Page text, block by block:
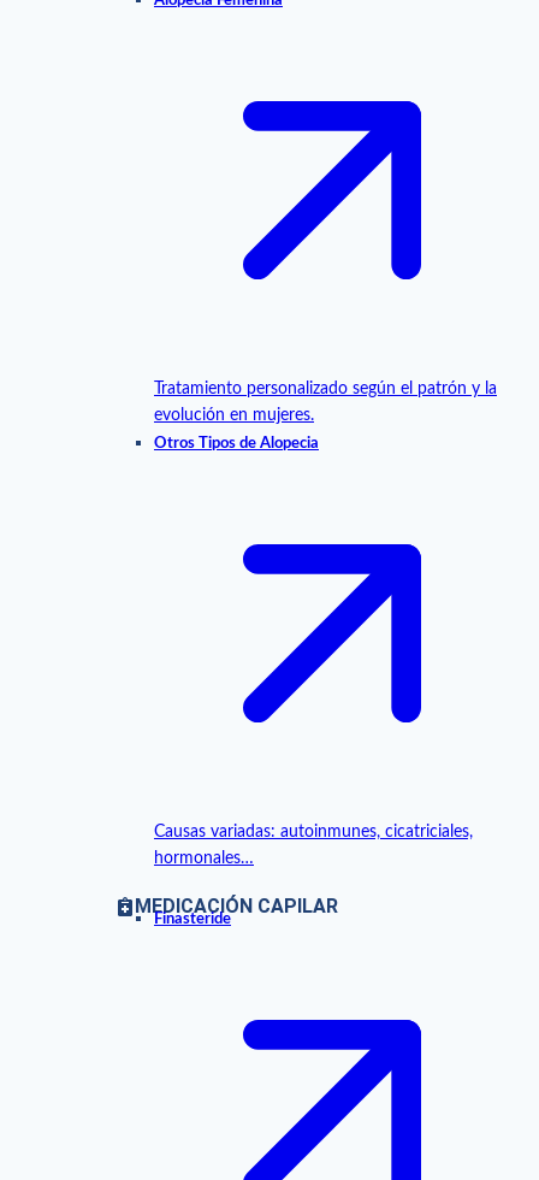
Tratamiento personalizado según el patrón y la
evolución en mujeres.
Otros Tipos de Alopecia
Causas variadas: autoinmunes, cicatriciales,
hormonales…
MEDICACIÓN CAPILAR
Finasteride